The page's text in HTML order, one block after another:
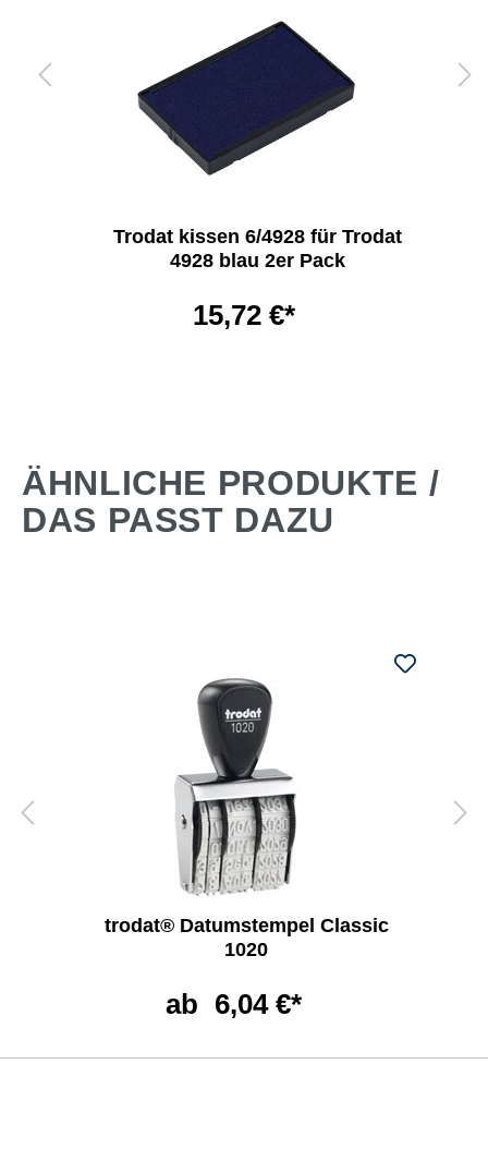
Trodat kissen 6/4928 für Trodat
4928 blau 2er Pack
15,72 €*
ÄHNLICHE PRODUKTE /
DAS PASST DAZU
trodat® Datumstempel Classic
1020
ab 6,04 €*